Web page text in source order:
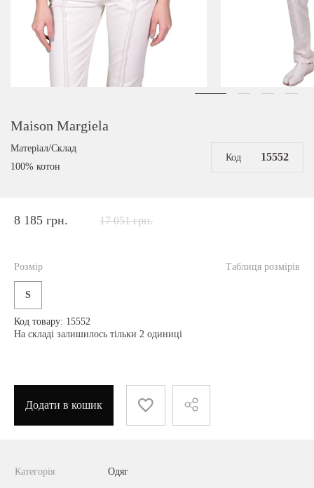
Maison Margiela
Матеріал/Склад
100% котон
Код 15552
8 185 грн. 17 051 грн.
Таблиця розмірів
Розмір
S
Код товару: 15552
На складі залишилось тільки 2 одиниці
Додати в кошик
Категорія Одяг